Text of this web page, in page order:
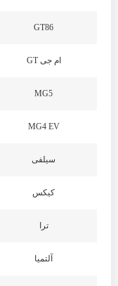
GT86
ام جی GT
MG5
MG4 EV
سیلفی
کیکس
ترا
آلتمیا